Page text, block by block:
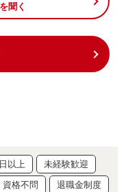
聞く
以上
未経験歓迎
資格不問 退職金制度